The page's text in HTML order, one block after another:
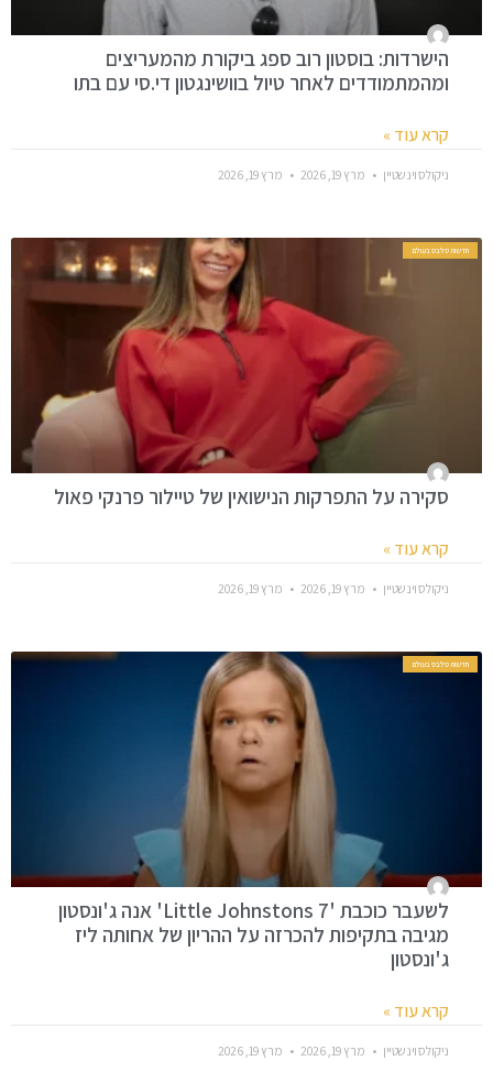
הישרדות: בוסטון רוב ספג ביקורת מהמעריצים
ומהמתמודדים לאחר טיול בוושינגטון די.סי עם בתו
קרא עוד »
ניקולס וינשטיין מרץ 19, 2026 מרץ 19, 2026
חדשות סלבס בעולם
סקירה על התפרקות הנישואין של טיילור פרנקי פאול
קרא עוד »
ניקולס וינשטיין מרץ 19, 2026 מרץ 19, 2026
חדשות סלבס בעולם
לשעבר כוכבת '7 Little Johnstons' אנה ג'ונסטון
מגיבה בתקיפות להכרזה על ההריון של אחותה ליז
ג'ונסטון
קרא עוד »
ניקולס וינשטיין מרץ 19, 2026 מרץ 19, 2026